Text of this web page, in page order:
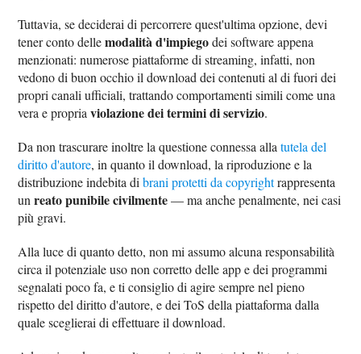
Tuttavia, se deciderai di percorrere quest'ultima opzione, devi
tener conto dellemodalità d'impiegodei software appena
menzionati: numerose piattaforme di streaming, infatti, non
vedono di buon occhio il download dei contenuti al di fuori dei
propri canali ufficiali, trattando comportamenti simili come una
vera e propriaviolazione dei termini di servizio.
Da non trascurare inoltre la questione connessa allatutela del
diritto d'autore, in quanto il download, la riproduzione e la
distribuzione indebita dibrani protetti da copyrightrappresenta
unreato punibile civilmente— ma anche penalmente, nei casi
più gravi.
Alla luce di quanto detto, non mi assumo alcuna responsabilità
circa il potenziale uso non corretto delle app e dei programmi
segnalati poco fa, e ti consiglio di agire sempre nel pieno
rispetto del diritto d'autore, e dei ToS della piattaforma dalla
quale sceglierai di effettuare il download.